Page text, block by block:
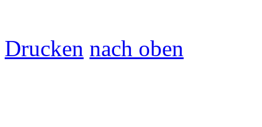
Drucken nach oben